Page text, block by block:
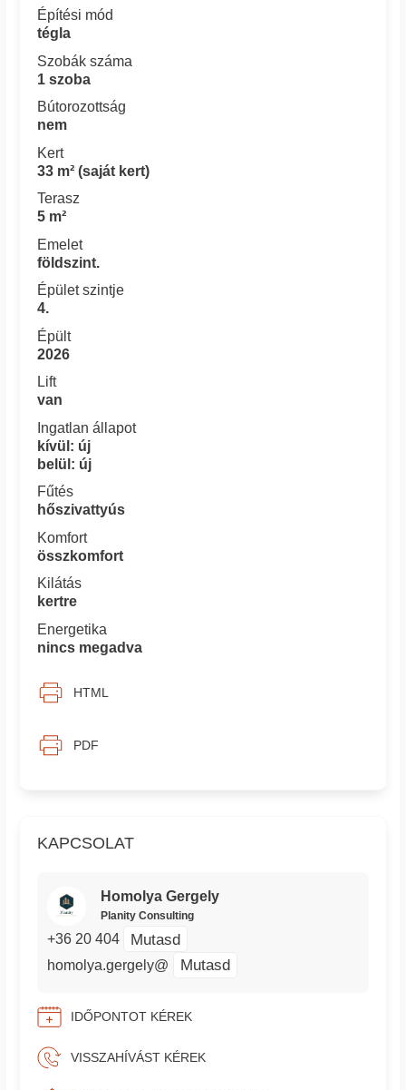
KAPCSOLAT
Homolya Gergely
Planity Consulting
+36 20 404 Mutasd
homolya.gergely@ Mutasd
IDŐPONTOT KÉREK
VISSZAHÍVÁST KÉREK
Építési mód
tégla
Szobák száma
1 szoba
Bútorozottság
nem
Kert
33 m² (saját kert)
Terasz
5 m²
Emelet
földszint.
Épület szintje
4.
Épült
2026
Lift
van
Ingatlan állapot
kívül: új
belül: új
Fűtés
hőszivattyús
Komfort
összkomfort
Kilátás
kertre
Energetika
nincs megadva
HTML
PDF